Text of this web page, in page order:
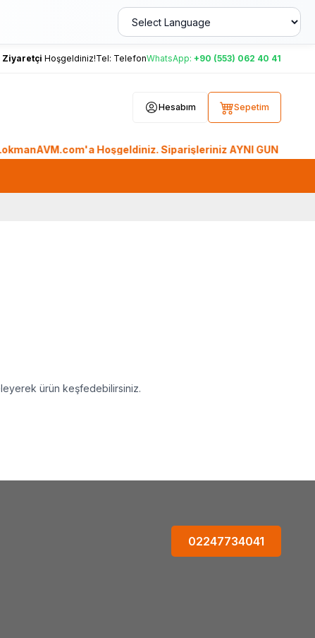
Ziyaretçi Hoşgeldiniz!Tel: TelefonWhatsApp: +90 (553) 062 40 41
Hesabım Sepetim
Hoşgeldiniz. Siparişleriniz AYNI GÜN
ürün keşfedebilirsiniz.
02247734041